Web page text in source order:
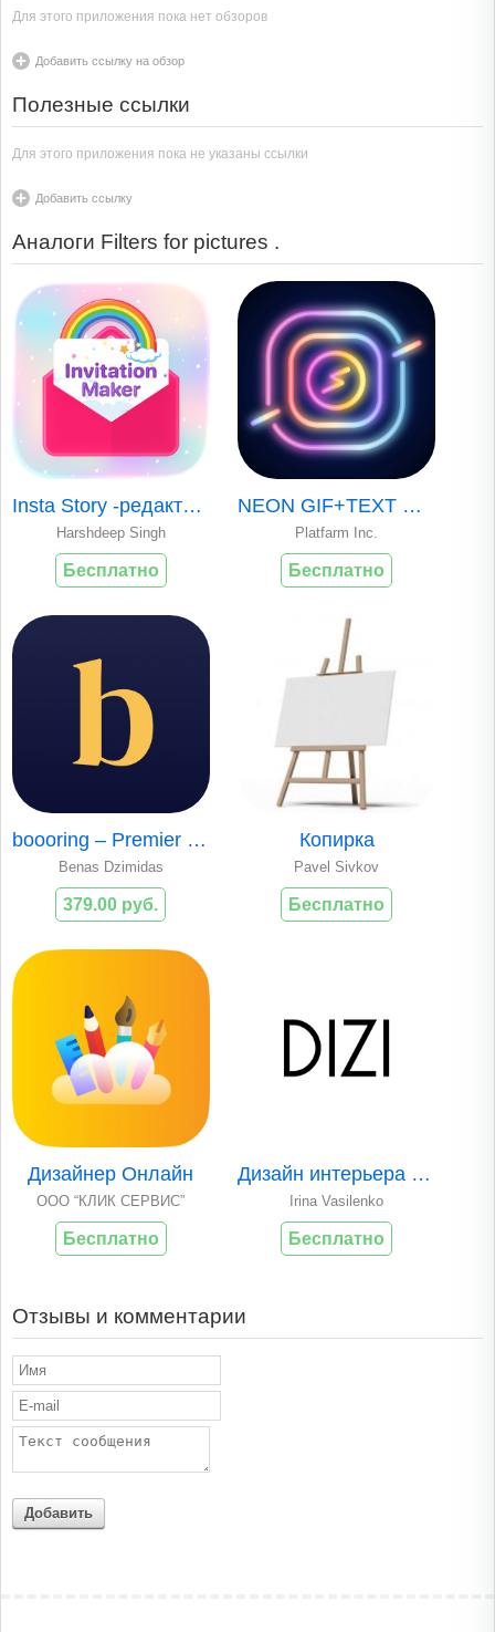
Для этого приложения пока нет обзоров
Добавить ссылку на обзор
Полезные ссылки
Для этого приложения пока не указаны ссылки
Добавить ссылку
Аналоги Filters for pictures .
Insta Story -редактор stories
Harshdeep Singh
Бесплатно
NEON GIF+TEXT Video Effects
Platfarm Inc.
Бесплатно
boooring – Premier Wallpapers
Benas Dzimidas
379.00 руб.
Копирка
Pavel Sivkov
Бесплатно
Дизайнер Онлайн
ООО “КЛИК СЕРВИС”
Бесплатно
Дизайн интерьера квартиры 3D
Irina Vasilenko
Бесплатно
Отзывы и комментарии
Добавить